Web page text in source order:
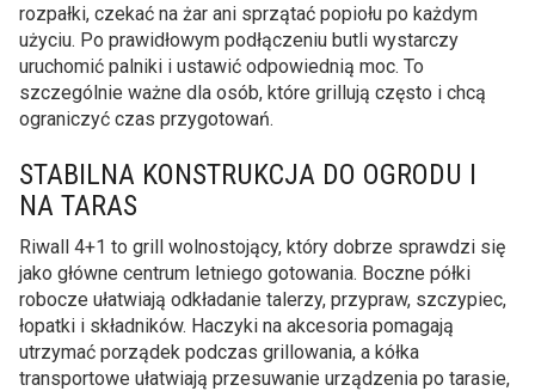
rozpałki, czekać na żar ani sprzątać popiołu po każdym
użyciu. Po prawidłowym podłączeniu butli wystarczy
uruchomić palniki i ustawić odpowiednią moc. To
szczególnie ważne dla osób, które grillują często i chcą
ograniczyć czas przygotowań.
STABILNA KONSTRUKCJA DO OGRODU I
NA TARAS
Riwall 4+1 to grill wolnostojący, który dobrze sprawdzi się
jako główne centrum letniego gotowania. Boczne półki
robocze ułatwiają odkładanie talerzy, przypraw, szczypiec,
łopatki i składników. Haczyki na akcesoria pomagają
utrzymać porządek podczas grillowania, a kółka
transportowe ułatwiają przesuwanie urządzenia po tarasie,